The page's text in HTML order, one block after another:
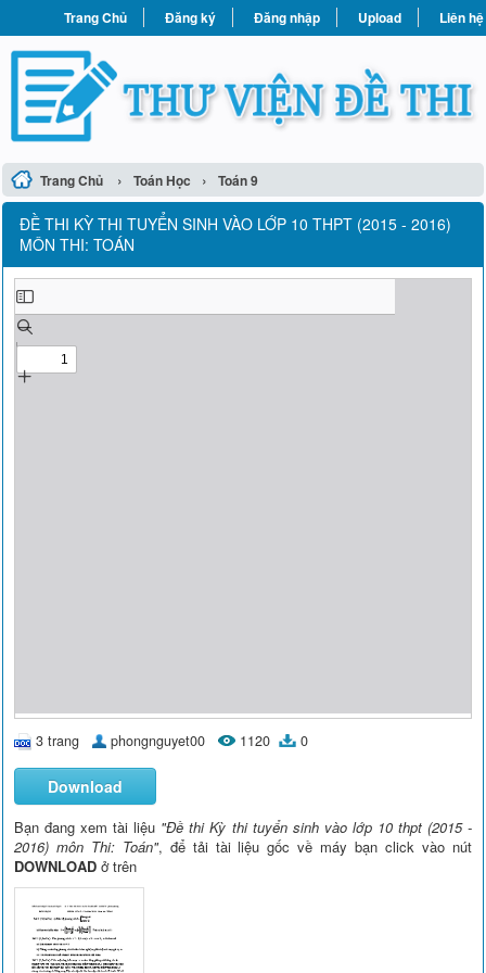
Trang Chủ Đăng ký Đăng nhập Upload Liên hệ
Trang Chủ › Toán Học › Toán 9
ĐỀ THI KỲ THI TUYỂN SINH VÀO LỚP 10 THPT (2015 - 2016)
MÔN THI: TOÁN
3 trang phongnguyet00 1120 0
Download
Bạn đang xem tài liệu "Đề thi Kỳ thi tuyển sinh vào lớp 10 thpt (2015 -
2016) môn Thi: Toán", để tải tài liệu gốc về máy bạn click vào nút
DOWNLOAD ở trên